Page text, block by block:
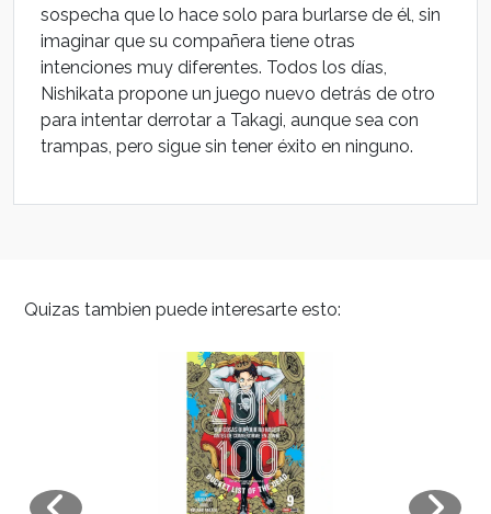
sospecha que lo hace solo para burlarse de él, sin
imaginar que su compañera tiene otras
intenciones muy diferentes. Todos los días,
Nishikata propone un juego nuevo detrás de otro
para intentar derrotar a Takagi, aunque sea con
trampas, pero sigue sin tener éxito en ninguno.
Quizas tambien puede interesarte esto: